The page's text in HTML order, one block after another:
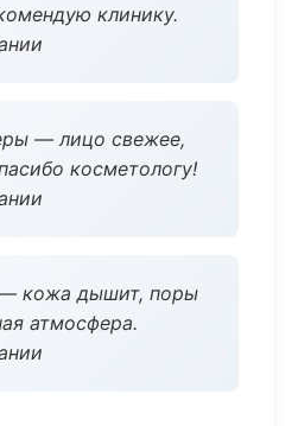
клинику.
— лицо свежее,
косметологу!
кожа дышит, поры
атмосфера.